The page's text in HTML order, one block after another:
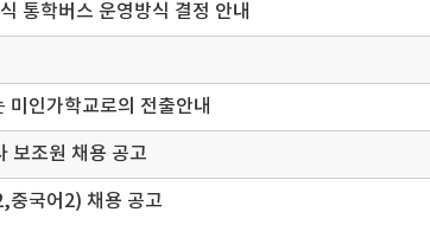
통학버스 운영방식 결정 안내
미인가학교로의 전출안내
보조원 채용 공고
중국어2) 채용 공고